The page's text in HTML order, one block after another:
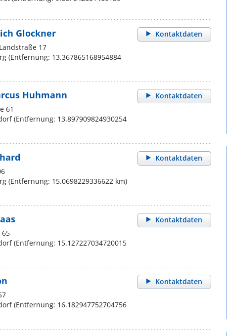
Kontaktdaten
Glockner
17
(Entfernung: 13.367865168954884
Kontaktdaten
Huhmann
61
(Entfernung: 13.897909824930254
Kontaktdaten
(Entfernung: 15.0698229336622 km)
Kontaktdaten
65
(Entfernung: 15.127227034720015
Kontaktdaten
(Entfernung: 16.182947752704756